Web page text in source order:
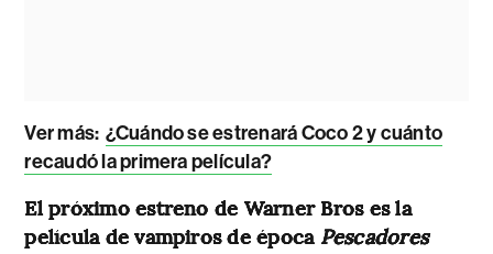
Ver más: ¿Cuándo se estrenará Coco 2 y cuánto
recaudó la primera película?
El próximo estreno de Warner Bros es la
película de vampiros de épocaPescadores